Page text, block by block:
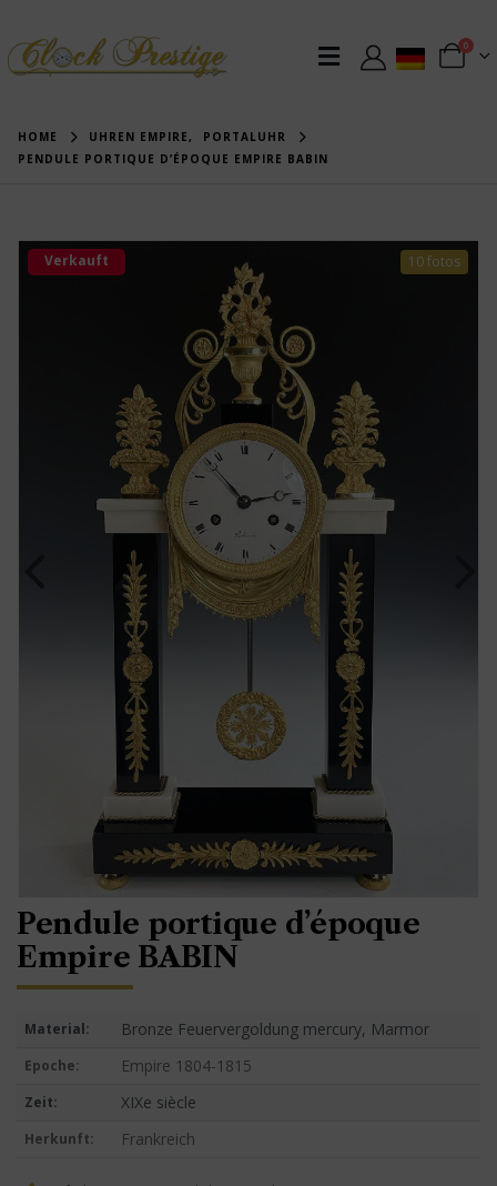
0
HOME UHREN EMPIRE,
PORTALUHR
PENDULE PORTIQUE D’ÉPOQUE EMPIRE BABIN
10 fotos
Verkauft
Pendule portique d’époque
Empire BABIN
Material: Bronze Feuervergoldung mercury, Marmor
Epoche: Empire 1804-1815
Zeit: XIXe siècle
Herkunft: Frankreich